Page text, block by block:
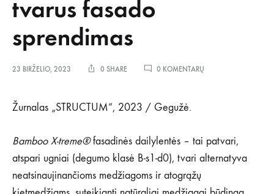
tvarus fasado
sprendimas
23 BIRŽELIO, 2023 0 SHARE 0 KOMENTARŲ
–
GRAŽUS
FASADO
Žurnalas „STRUCTUM”, 2023 / Gegužė.
Bamboo X-treme®fasadinės dailylentės – tai patvari,
atspari ugniai (degumo klasė B-s1-d0), tvari alternatyva
neatsinaujinančioms medžiagoms ir atogrąžų